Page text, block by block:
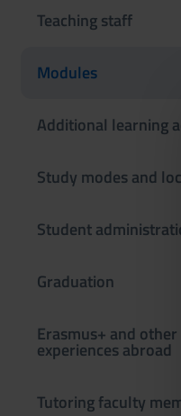
Teaching staff
Modules
Additional learning
Study modes and
Student
Graduation
Erasmus+ and other
experiences abroad
Tutoring faculty